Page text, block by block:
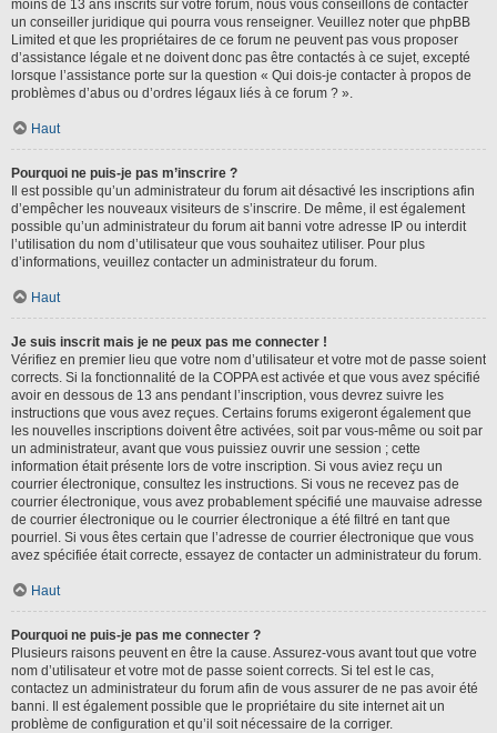
moins de 13 ans inscrits sur votre forum, nous vous conseillons de contacter
un conseiller juridique qui pourra vous renseigner. Veuillez noter que phpBB
Limited et que les propriétaires de ce forum ne peuvent pas vous proposer
d’assistance légale et ne doivent donc pas être contactés à ce sujet, excepté
lorsque l’assistance porte sur la question « Qui dois-je contacter à propos de
problèmes d’abus ou d’ordres légaux liés à ce forum ? ».
Haut
Pourquoi ne puis-je pas m’inscrire ?
Il est possible qu’un administrateur du forum ait désactivé les inscriptions afin
d’empêcher les nouveaux visiteurs de s’inscrire. De même, il est également
possible qu’un administrateur du forum ait banni votre adresse IP ou interdit
l’utilisation du nom d’utilisateur que vous souhaitez utiliser. Pour plus
d’informations, veuillez contacter un administrateur du forum.
Haut
Je suis inscrit mais je ne peux pas me connecter !
Vérifiez en premier lieu que votre nom d’utilisateur et votre mot de passe soient
corrects. Si la fonctionnalité de la COPPA est activée et que vous avez spécifié
avoir en dessous de 13 ans pendant l’inscription, vous devrez suivre les
instructions que vous avez reçues. Certains forums exigeront également que
les nouvelles inscriptions doivent être activées, soit par vous-même ou soit par
un administrateur, avant que vous puissiez ouvrir une session ; cette
information était présente lors de votre inscription. Si vous aviez reçu un
courrier électronique, consultez les instructions. Si vous ne recevez pas de
courrier électronique, vous avez probablement spécifié une mauvaise adresse
de courrier électronique ou le courrier électronique a été filtré en tant que
pourriel. Si vous êtes certain que l’adresse de courrier électronique que vous
avez spécifiée était correcte, essayez de contacter un administrateur du forum.
Haut
Pourquoi ne puis-je pas me connecter ?
Plusieurs raisons peuvent en être la cause. Assurez-vous avant tout que votre
nom d’utilisateur et votre mot de passe soient corrects. Si tel est le cas,
contactez un administrateur du forum afin de vous assurer de ne pas avoir été
banni. Il est également possible que le propriétaire du site internet ait un
problème de configuration et qu’il soit nécessaire de la corriger.